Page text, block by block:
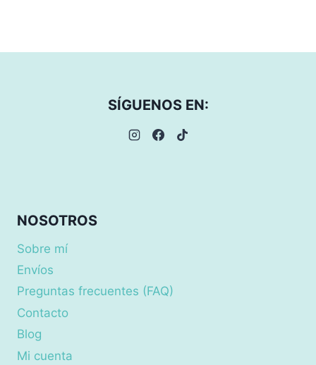
0,70€
SÍGUENOS EN:
NOSOTROS
Sobre mí
Envíos
Preguntas frecuentes (FAQ)
Contacto
Blog
Mi cuenta